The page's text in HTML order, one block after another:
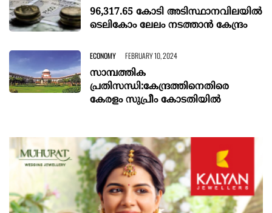
96,317.65 കോടി അടിസ്ഥാനവിലയിൽ
ടെലികോം ലേലം നടത്താൻ കേന്ദ്രം
ECONOMY FEBRUARY 10, 2024
സാമ്പത്തിക
പ്രതിസന്ധി:കേന്ദ്രത്തിനെതിരെ
കേരളം സുപ്രീം കോടതിയിൽ